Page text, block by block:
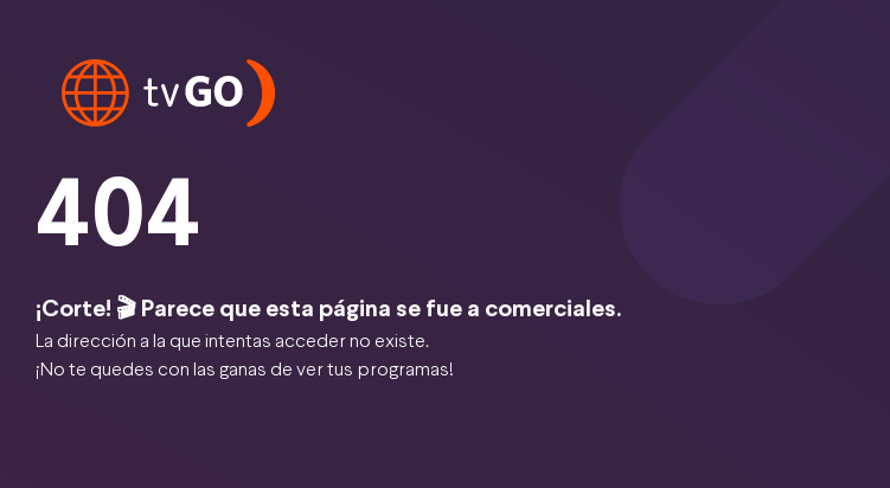
404
¡Corte! 🎬 Parece que esta página se fue a comerciales.
La dirección a la que intentas acceder no existe.
¡No te quedes con las ganas de ver tus programas!